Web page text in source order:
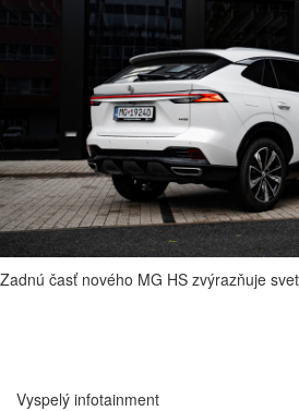
Dorazte do
oddýchnutý
Nové MG HS vám poskytne maximálne
dostatočný úložný priestor aj moderne
cestu.
Zadnú časť nového MG HS zvýrazňuje
Vyspelý infotainment